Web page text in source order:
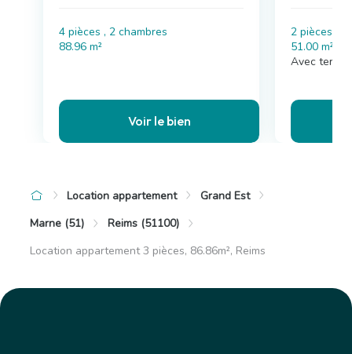
4 pièces , 2 chambres
88.96 m²
Voir le bien
2 pièces , 1
51.00 m²
Avec
Location appartement
Grand Est
Marne (51)
Reims (51100)
Location appartement 3 pièces, 86.86m², Reims